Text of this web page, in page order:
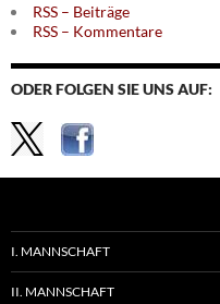
RSS – Beiträge
RSS – Kommentare
ODER FOLGEN SIE UNS AUF:
I. MANNSCHAFT
II. MANNSCHAFT